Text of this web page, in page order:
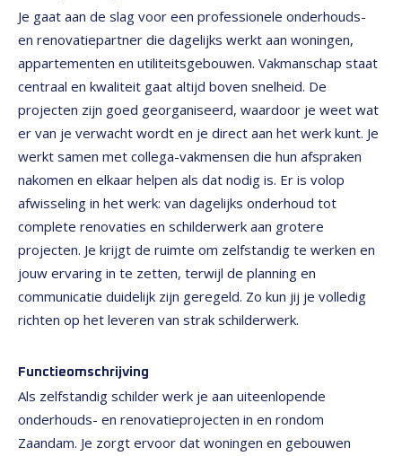
Je gaat aan de slag voor een professionele onderhouds-
en renovatiepartner die dagelijks werkt aan woningen,
appartementen en utiliteitsgebouwen. Vakmanschap staat
centraal en kwaliteit gaat altijd boven snelheid. De
projecten zijn goed georganiseerd, waardoor je weet wat
er van je verwacht wordt en je direct aan het werk kunt. Je
werkt samen met collega-vakmensen die hun afspraken
nakomen en elkaar helpen als dat nodig is. Er is volop
afwisseling in het werk: van dagelijks onderhoud tot
complete renovaties en schilderwerk aan grotere
projecten. Je krijgt de ruimte om zelfstandig te werken en
jouw ervaring in te zetten, terwijl de planning en
communicatie duidelijk zijn geregeld. Zo kun jij je volledig
richten op het leveren van strak schilderwerk.
Functieomschrijving
Als zelfstandig schilder werk je aan uiteenlopende
onderhouds- en renovatieprojecten in en rondom
Zaandam. Je zorgt ervoor dat woningen en gebouwen